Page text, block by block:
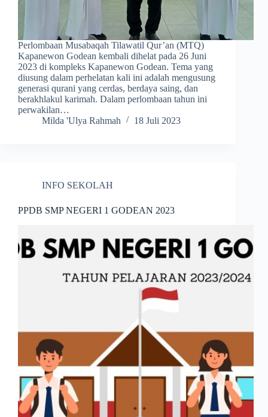
Perlombaan Musabaqah Tilawatil Qur’an (MTQ)
Kapanewon Godean kembali dihelat pada 26 Juni
2023 di kompleks Kapanewon Godean. Tema yang
diusung dalam perhelatan kali ini adalah mengusung
generasi qurani yang cerdas, berdaya saing, dan
berakhlakul karimah. Dalam perlombaan tahun ini
perwakilan…
Milda 'Ulya Rahmah
18 Juli 2023
INFO SEKOLAH
PPDB SMP NEGERI 1 GODEAN 2023